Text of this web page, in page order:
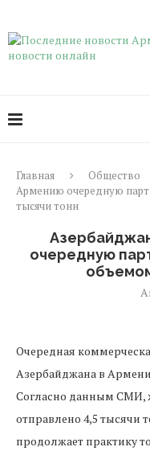
Главная Общество
Армению очередную
тысячи тонн
очередную
Очередная
Азербайджана в
Согласно данным СМИ,
отправлено 4,5 тысячи
продолжает практику